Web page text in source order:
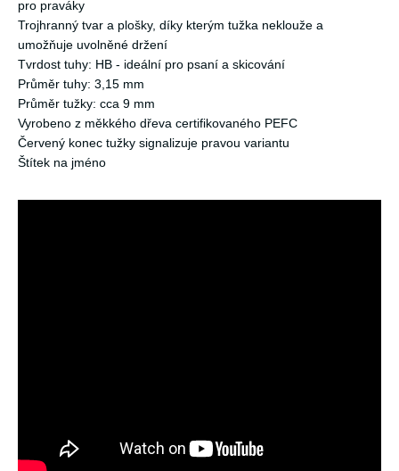
pro praváky
Trojhranný tvar a plošky, díky kterým tužka neklouže a
umožňuje uvolněné držení
Tvrdost tuhy: HB - ideální pro psaní a skicování
Průměr tuhy: 3,15 mm
Průměr tužky: cca 9 mm
Vyrobeno z měkkého dřeva certifikovaného PEFC
Červený konec tužky signalizuje pravou variantu
Štítek na jméno